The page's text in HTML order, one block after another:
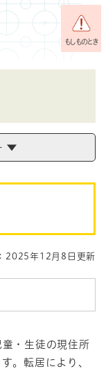
もしものとき
2025年12月8日更新
・生徒の現住所
。転居により、